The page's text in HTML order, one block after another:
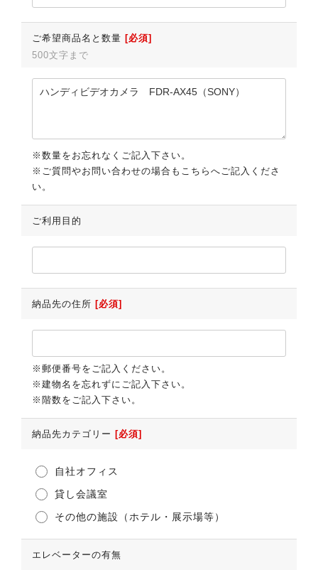
ご希望商品名と数量 [必須]
500文字まで
※数量をお忘れなくご記入下さい。
※ご質問やお問い合わせの場合もこちらへご記入くださ
い。
ご利用目的
納品先の住所 [必須]
※郵便番号をご記入ください。
※建物名を忘れずにご記入下さい。
※階数をご記入下さい。
納品先カテゴリー [必須]
自社オフィス
貸し会議室
その他の施設（ホテル・展示場等）
エレベーターの有無